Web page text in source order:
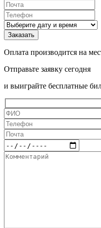
Оплата производится на
Отправьте заявку сегодня
и выиграйте бесплатные